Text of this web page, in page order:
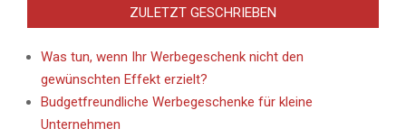
ZULETZT GESCHRIEBEN
Was tun, wenn Ihr Werbegeschenk nicht den
gewünschten Effekt erzielt?
Budgetfreundliche Werbegeschenke für kleine
Unternehmen